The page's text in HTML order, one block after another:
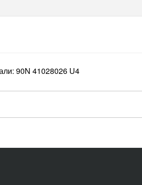
90N 41028026 U4